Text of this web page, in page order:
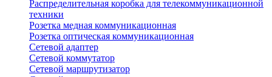
Распределительная коробка для телекоммуникационной
техники
Розетка медная коммуникационная
Розетка оптическая коммуникационная
Сетевой адаптер
Сетевой коммутатор
Сетевой маршрутизатор